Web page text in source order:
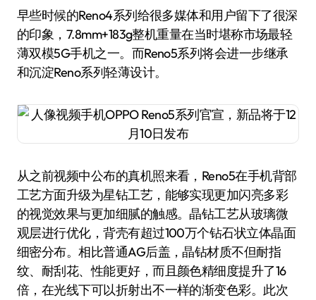
早些时候的Reno4系列给很多媒体和用户留下了很深
的印象，7.8mm+183g整机重量在当时堪称市场最轻
薄双模5G手机之一。而Reno5系列将会进一步继承
和沉淀Reno系列轻薄设计。
从之前视频中公布的真机照来看，Reno5在手机背部
工艺方面升级为星钻工艺，能够实现更加闪亮多彩
的视觉效果与更加细腻的触感。晶钻工艺从玻璃微
观层进行优化，背壳有超过100万个钻石状立体晶面
细密分布。相比普通AG后盖，晶钻材质不但耐指
纹、耐刮花、性能更好，而且颜色精细度提升了16
倍，在光线下可以折射出不一样的渐变色彩。此次